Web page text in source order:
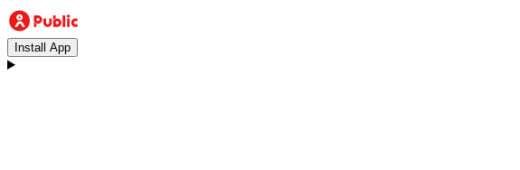
Install App